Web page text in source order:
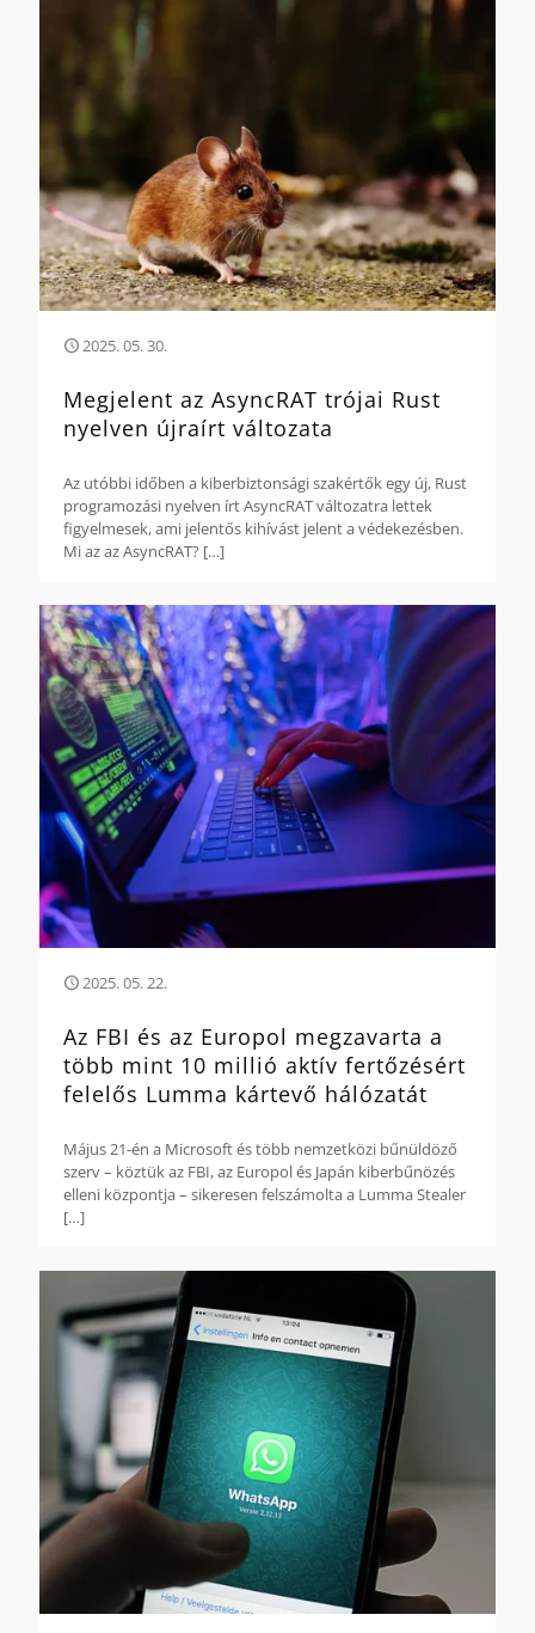
2025. 05. 30.
Megjelent az AsyncRAT trójai Rust
nyelven újraírt változata
Az utóbbi időben a kiberbiztonsági szakértők egy új, Rust
programozási nyelven írt AsyncRAT változatra lettek
figyelmesek, ami jelentős kihívást jelent a védekezésben.
Mi az az AsyncRAT? […]
2025. 05. 22.
Az FBI és az Europol megzavarta a
több mint 10 millió aktív fertőzésért
felelős Lumma kártevő hálózatát
Május 21-én a Microsoft és több nemzetközi bűnüldöző
szerv – köztük az FBI, az Europol és Japán kiberbűnözés
elleni központja – sikeresen felszámolta a Lumma Stealer
[…]